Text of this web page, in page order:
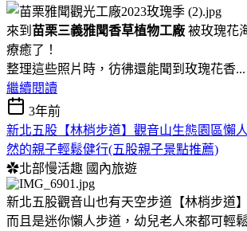
來到 苗栗三義雅聞香草植物工廠 被玫瑰花
療癒了！
整理這些照片時，彷彿還能聞到玫瑰花香...
繼續閱讀
3年前
新北五股【林梢步道】觀音山生態園區懶
然的親子輕鬆健行(五股親子景點推薦)
✿北部慢活趣 國內旅遊
新北五股觀音山也有天空步道【林梢步道】
而且是迷你懶人步道，幼兒老人來都可輕